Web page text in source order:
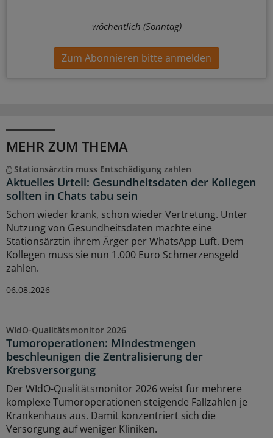
wöchentlich (Sonntag)
Zum Abonnieren bitte anmelden
MEHR ZUM THEMA
Stationsärztin muss Entschädigung zahlen
Aktuelles Urteil: Gesundheitsdaten der Kollegen
sollten in Chats tabu sein
Schon wieder krank, schon wieder Vertretung. Unter
Nutzung von Gesundheitsdaten machte eine
Stationsärztin ihrem Ärger per WhatsApp Luft. Dem
Kollegen muss sie nun 1.000 Euro Schmerzensgeld
zahlen.
06.08.2026
WIdO-Qualitätsmonitor 2026
Tumoroperationen: Mindestmengen
beschleunigen die Zentralisierung der
Krebsversorgung
Der WIdO-Qualitätsmonitor 2026 weist für mehrere
komplexe Tumoroperationen steigende Fallzahlen je
Krankenhaus aus. Damit konzentriert sich die
Versorgung auf weniger Kliniken.